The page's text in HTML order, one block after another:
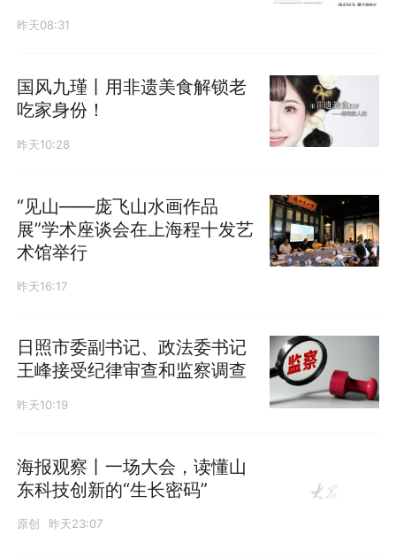
昨天08:31
国风九瑾丨用非遗美食解锁老
吃家身份！
昨天10:28
“见山——庞飞山水画作品
展”学术座谈会在上海程十发艺
术馆举行
昨天16:17
日照市委副书记、政法委书记
王峰接受纪律审查和监察调查
昨天10:19
海报观察丨一场大会，读懂山
东科技创新的“生长密码”
原创 昨天23:07